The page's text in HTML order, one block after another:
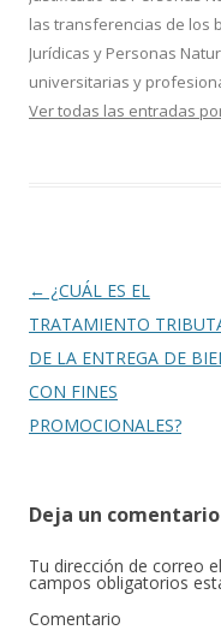
las transferencias de los
Jurídicas y Personas
universitarias y
Ver todas las entradas por
Navegación
de
entradas
← ¿CUÁL ES EL
TRATAMIENTO
DE LA ENTREGA DE
CON FINES
PROMOCIONALES?
Deja un comentario
Tu dirección de correo
campos obligatorios
Comentario